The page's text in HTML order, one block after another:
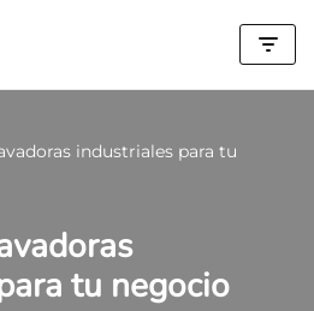
industriales para tu
tu negocio